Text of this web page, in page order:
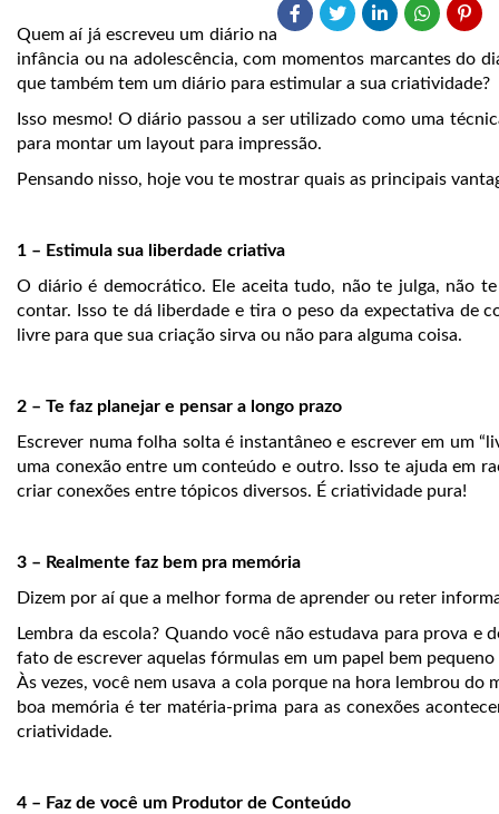
Quem aí já escreveu um diário na
infância ou na adolescência, com momentos marcantes do
que também tem um diário para estimular a sua criatividade?
Isso mesmo! O diário passou a ser utilizado como uma
para montar um layout para impressão.
Pensando nisso, hoje vou te mostrar quais as principais
1 – Estimula sua liberdade criativa
O diário é democrático. Ele aceita tudo, não te julga, não
contar. Isso te dá liberdade e tira o peso da expectativa de
livre para que sua criação sirva ou não para alguma coisa.
2 – Te faz planejar e pensar a longo prazo
Escrever numa folha solta é instantâneo e escrever em um
uma conexão entre um conteúdo e outro. Isso te ajuda em
criar conexões entre tópicos diversos. É criatividade pura!
3 – Realmente faz bem pra memória
Dizem por aí que a melhor forma de aprender ou reter
Lembra da escola? Quando você não estudava para prova e
fato de escrever aquelas fórmulas em um papel bem
Às vezes, você nem usava a cola porque na hora lembrou
boa memória é ter matéria-prima para as conexões
criatividade.
4 – Faz de você um Produtor de Conteúdo